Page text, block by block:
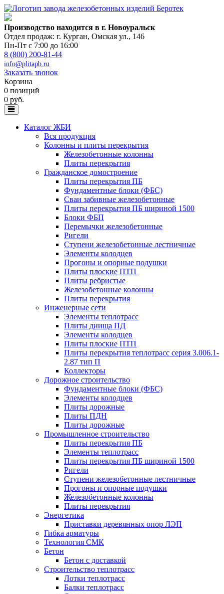
Производство находится в г. Новоуральск
Отдел продаж: г. Курган, Омская ул., 146
Пн-Пт с 7:00 до 16:00
8 (800) 200-81-44
info@plitapb.ru
Заказать звонок
Корзина
0 позиций
0 руб.
Каталог ЖБИ
Вся продукция
Колонны и плиты перекрытия
Железобетонные колонны
Плиты перекрытия
Гражданское домостроение
Плиты перекрытия ПБ
Фундаментные блоки (ФБС)
Сваи забивные железобетонные
Плиты перекрытия ПБ шириной 1500
Блоки ФБП
Перемычки железобетонные
Ригели
Ступени железобетонные лестничные
Элементы колодцев
Прогоны и опорные подушки
Плиты плоские ПТП
Плиты ребристые
Железобетонные колонны
Плиты перекрытия
Инженерные сети
Элементы теплотрасс
Плиты днища ПД
Элементы колодцев
Плиты плоские ПТП
Плиты перекрытия теплотрасс серия 3.006.1-
2.87 тип П
Коллекторы
Дорожное строительство
Фундаментные блоки (ФБС)
Элементы колодцев
Плиты дорожные
Плиты ПДН
Плиты дорожные
Промышленное строительство
Плиты перекрытия ПБ
Элементы теплотрасс
Плиты перекрытия ПБ шириной 1500
Ригели
Ступени железобетонные лестничные
Прогоны и опорные подушки
Железобетонные колонны
Плиты перекрытия
Энергетика
Приставки деревянных опор ЛЭП
Гибка арматуры
Технология СМК
Бетон
Бетон с доставкой
Строительство теплотрасс
Лотки теплотрасс
Балки теплотрасс